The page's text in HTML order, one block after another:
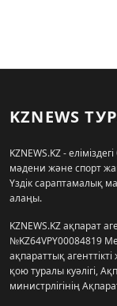
KZNEWS
KZNEWS.KZ -
мәдени және спорт
Үздік сараптамалық
алаңы.
KZNEWS.KZ ақпарат
№KZ64VPY00084819
ақпараттық
қою туралы куәлігі,
министрлігінің